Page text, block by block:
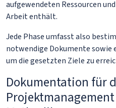
aufgewendeten Ressourcen
Arbeit enthält.
Jede Phase umfasst also
notwendige Dokumente sowie
um die gesetzten Ziele zu
Dokumentation für
Projektmanagement